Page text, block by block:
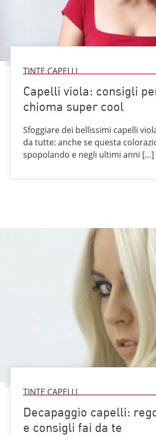
TINTE CAPELLI
Capelli viola: consigli
chioma super cool
Sfoggiare dei bellissimi capelli
da tutte: anche se questa
spopolando e negli ultimi anni […]
TINTE CAPELLI
Decapaggio capelli:
e consigli fai da te